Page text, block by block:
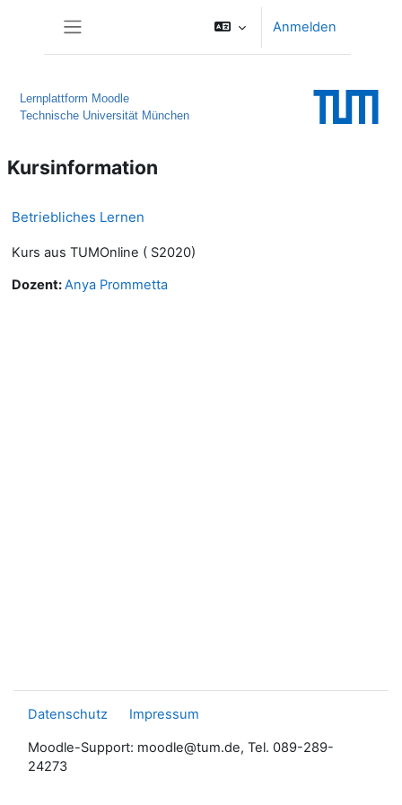
Anmelden
Lernplattform Moodle
Technische Universität München
Kursinformation
Betriebliches Lernen
Kurs aus TUMOnline ( S2020)
Dozent:Anya Prommetta
Datenschutz Impressum
Moodle-Support: moodle@tum.de, Tel. 089-289-
24273